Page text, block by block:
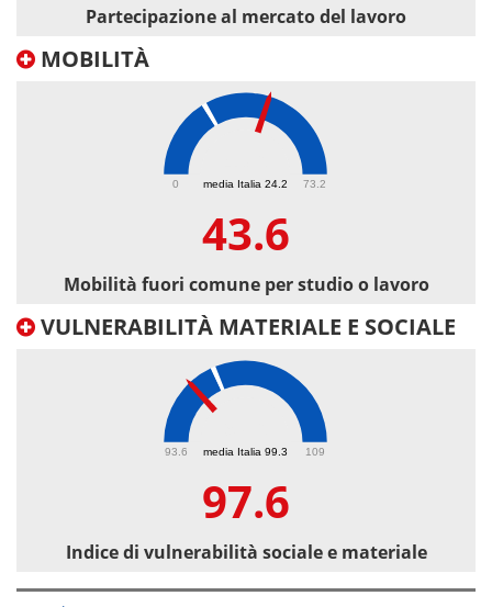
Partecipazione al mercato del lavoro
MOBILITÀ
media Italia 24.2
0 73.2
43.6
Mobilità fuori comune per studio o lavoro
VULNERABILITÀ MATERIALE E SOCIALE
media Italia 99.3
93.6 109
97.6
Indice di vulnerabilità sociale e materiale